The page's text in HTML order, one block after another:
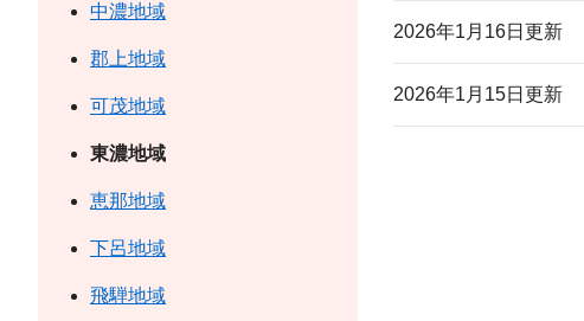
2026年1月16日更新
2026年1月15日更新
中濃地域
郡上地域
可茂地域
東濃地域
恵那地域
下呂地域
飛騨地域